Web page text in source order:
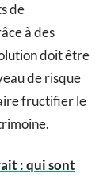
de
à des
doit être
de risque
fructifier le
: qui sont